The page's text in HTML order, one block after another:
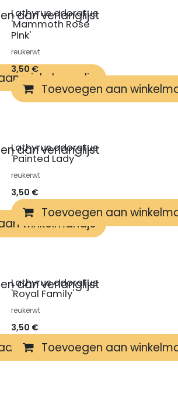
winkelmandje
Lathyrus odoratus
'Mammoth Rose
Pink'
reukerwt
3,50 €
Toevoegen aan
aan verlanglijst
winkelmandje
Lathyrus odoratus
'Painted Lady'
reukerwt
3,50 €
Toevoegen aan
aan verlanglijst
winkelmandje
Lathyrus odoratus
'Royal Family'
reukerwt
3,50 €
Toevoegen aan
aan verlanglijst